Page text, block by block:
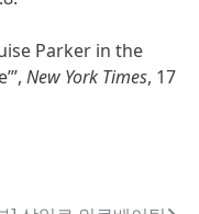
Parker in the
New York Times, 17